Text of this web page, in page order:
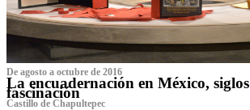
De agosto a octubre de 2016
La encuadernación en México,
fascinación
Castillo de Chapultepec